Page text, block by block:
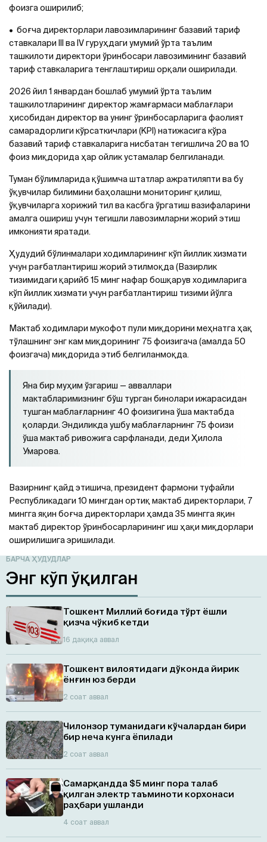
фоизга оширилиб;
• боғча директорлари лавозимларининг базавий тариф
ставкалари III ва IV гуруҳдаги умумий ўрта таълим
ташкилоти директори ўринбосари лавозимининг базавий
тариф ставкаларига тенглаштириш орқали оширилади.
2026 йил 1 январдан бошлаб умумий ўрта таълим
ташкилотларининг директор жамғармаси маблағлари
ҳисобидан директор ва унинг ўринбосарларига фаолият
самарадорлиги кўрсаткичлари (KPI) натижасига кўра
базавий тариф ставкаларига нисбатан тегишлича 20 ва 10
фоиз миқдорида ҳар ойлик устамалар белгиланади.
Туман бўлимларида қўшимча штатлар ажратиляпти ва бу
ўқувчилар билимини баҳолашни мониторинг қилиш,
ўқувчиларга хорижий тил ва касбга ўргатиш вазифаларини
амалга ошириш учун тегишли лавозимларни жорий этиш
имконияти яратади.
Ҳудудий бўлинмалари ходимларининг кўп йиллик хизмати
учун рағбатлантириш жорий этилмоқда (Вазирлик
тизимидаги қарийб 15 минг нафар бошқарув ходимларига
кўп йиллик хизмати учун рағбатлантириш тизими йўлга
қўйилади).
Мактаб ходимлари мукофот пули миқдорини меҳнатга ҳақ
тўлашнинг энг кам миқдорининг 75 фоизигача (амалда 50
фоизгача) миқдорида этиб белгиланмоқда.
Яна бир муҳим ўзгариш — авваллари
мактабларимизнинг бўш турган бинолари ижарасидан
тушган маблағларнинг 40 фоизигина ўша мактабда
қоларди. Эндиликда ушбу маблағларнинг 75 фоизи
ўша мактаб ривожига сарфланади, деди Ҳилола
Умарова.
Вазирнинг қайд этишича, президент фармони туфайли
Республикадаги 10 мингдан ортиқ мактаб директорлари, 7
мингга яқин боғча директорлари ҳамда 35 мингга яқин
мактаб директор ўринбосарларининг иш ҳақи миқдорлари
оширилишига эришилади.
БАРЧА ҲУДУДЛАР
Энг кўп ўқилган
Тошкент Миллий боғида тўрт ёшли
қизча чўкиб кетди
16 дақиқа аввал
Тошкент вилоятидаги дўконда йирик
ёнғин юз берди
2 соат аввал
Чилонзор туманидаги кўчалардан бири
бир неча кунга ёпилади
2 соат аввал
Самарқандда $5 минг пора талаб
қилган электр таъминоти корхонаси
раҳбари ушланди
4 соат аввал